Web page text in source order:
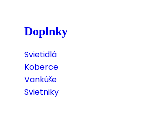
Doplnky
Svietidlá
Koberce
Vankúše
Svietniky